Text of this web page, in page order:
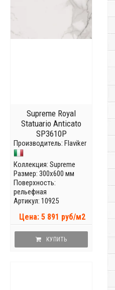
Supreme Royal
Statuario Anticato
SP3610P
Производитель: Flaviker
Коллекция: Supreme
Размер: 300x600 мм
Поверхность:
рельефная
Артикул: 10925
Цена: 5 891 руб/м2
КУПИТЬ